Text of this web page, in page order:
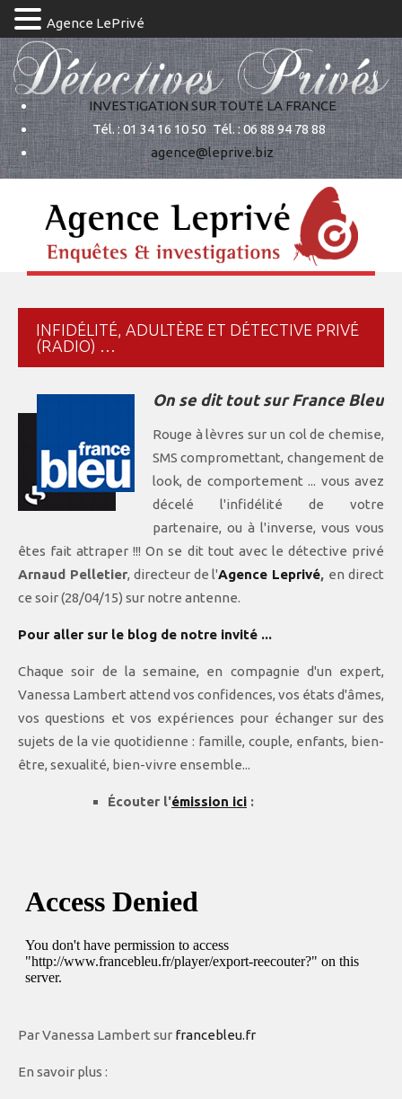
INVESTIGATION SUR TOUTE LA FRANCE
Tél. : 01 34 16 10 50 Tél. : 06 88 94 78 88
agence@leprive.biz
INFIDÉLITÉ, ADULTÈRE ET DÉTECTIVE PRIVÉ
(RADIO) …
On se dit tout sur France Bleu
Rouge à lèvres sur un col de chemise,
SMS compromettant, changement de
look, de comportement ... vous avez
décelé l'infidélité de votre
partenaire, ou à l'inverse, vous vous
êtes fait attraper !!! On se dit tout avec le détective privé
Arnaud Pelletier, directeur de l'Agence Leprivé, en direct
ce soir (28/04/15) sur notre antenne.
Pour aller sur le blog de notre invité ...
Chaque soir de la semaine, en compagnie d'un expert,
Vanessa Lambert attend vos confidences, vos états d'âmes,
vos questions et vos expériences pour échanger sur des
sujets de la vie quotidienne : famille, couple, enfants, bien-
être, sexualité, bien-vivre ensemble...
Écouter l'émission ici :
Par Vanessa Lambert sur francebleu.fr
En savoir plus :
Agence LePrivé